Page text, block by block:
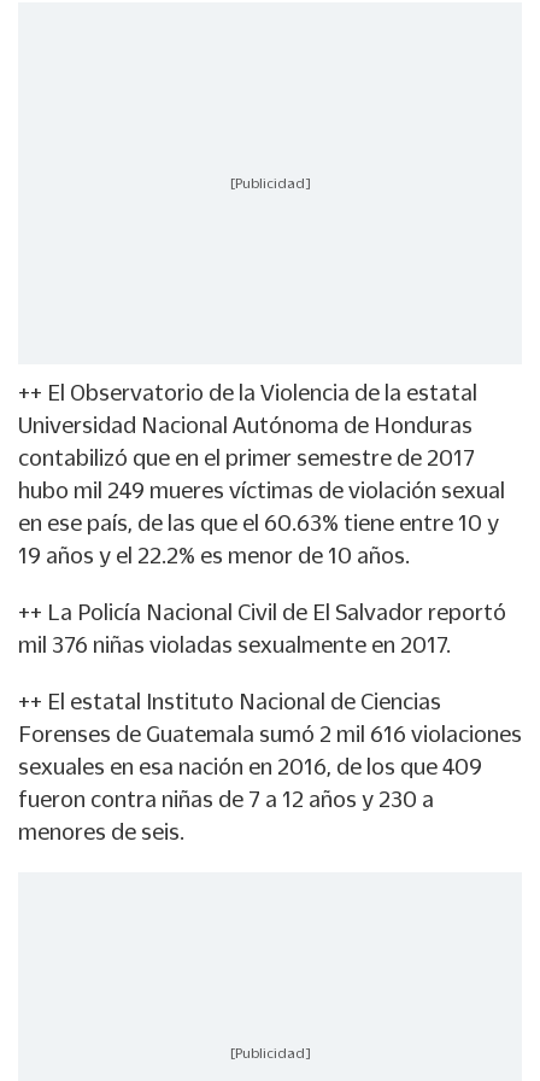
[Publicidad]
++ El Observatorio de la Violencia de la estatal
Universidad Nacional Autónoma de Honduras
contabilizó que en el primer semestre de 2017
hubo mil 249 mueres víctimas de violación sexual
en ese país, de las que el 60.63% tiene entre 10 y
19 años y el 22.2% es menor de 10 años.
++ La Policía Nacional Civil de El Salvador reportó
mil 376 niñas violadas sexualmente en 2017.
++ El estatal Instituto Nacional de Ciencias
Forenses de Guatemala sumó 2 mil 616 violaciones
sexuales en esa nación en 2016, de los que 409
fueron contra niñas de 7 a 12 años y 230 a
menores de seis.
[Publicidad]